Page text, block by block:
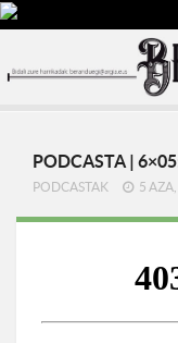
PODCASTA |
PODCASTAK 5